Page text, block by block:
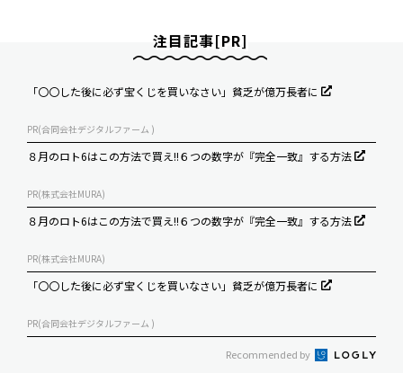
注目記事[PR]
「〇〇した後に必ず宝くじを買いなさい」貧乏が億万長者に
PR(合同会社デジタルファーム )
８月のロト6はこの方法で買え!!６つの数字が『完全一致』する方法
PR(株式会社MURA)
８月のロト6はこの方法で買え!!６つの数字が『完全一致』する方法
PR(株式会社MURA)
「〇〇した後に必ず宝くじを買いなさい」貧乏が億万長者に
PR(合同会社デジタルファーム )
Recommended by